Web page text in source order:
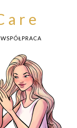
WSPÓŁPRACA